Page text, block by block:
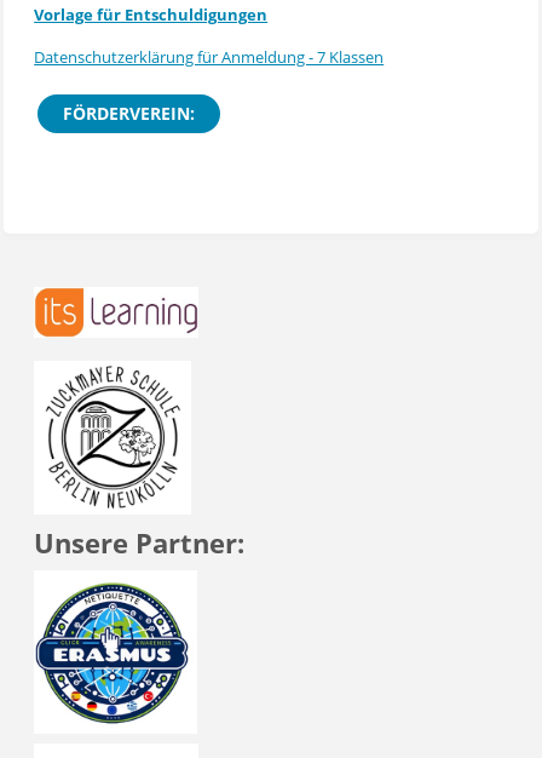
Vorlage für Entschuldigungen
Datenschutzerklärung für Anmeldung - 7 Klassen
FÖRDERVEREIN:
Unsere Partner: